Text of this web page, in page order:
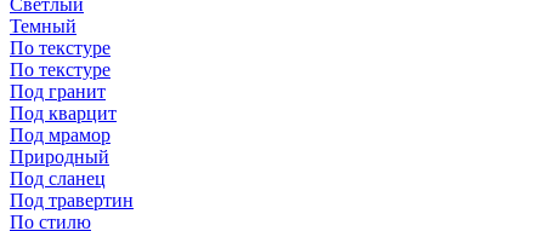
Светлый
Темный
По текстуре
По текстуре
Под гранит
Под кварцит
Под мрамор
Природный
Под сланец
Под травертин
По стилю